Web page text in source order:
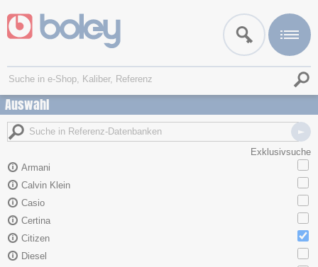
Auswahl
Exklusivsuche
Armani
Calvin Klein
Casio
Certina
Citizen
Diesel